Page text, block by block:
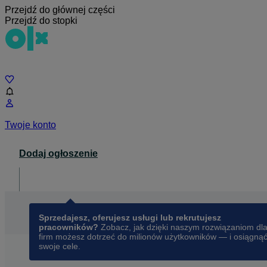
Przejdź do głównej części
Przejdź do stopki
Twoje konto
Dodaj ogłoszenie
Sprzedajesz, oferujesz usługi lub rekrutujesz
pracowników? Zobacz, jak dzięki naszym rozwiązaniom dla
firm możesz dotrzeć do milionów użytkowników — i osiągnąć
swoje cele.